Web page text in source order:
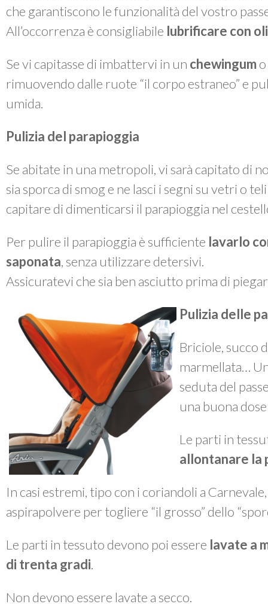
che garantiscono le funzionalità del vostro
All’occorrenza è consigliabile lubrificare con
Se vi capitasse di imbattervi in un chewingumo
rimuovendo dalle ruote “il corpo estraneo” e
umida.
Pulizia del parapioggia
Se abitate in una metropoli, vi sarà capitato di
sia sporca di smog e ne lasci i segni su vetri o
capitare di dimenticarsi il parapioggia nel
Per pulire il parapioggia è sufficiente lavarlo
saponata, senza utilizzare detersivi.
Assicuratevi che sia ben asciutto prima di
Pulizia delle
Briciole, succo
marmellata…
seduta del
una buona
Le parti in
allontanare la
In casi estremi, tipo con i coriandoli a
aspirapolvere per togliere “il grosso” dello
Le parti in tessuto devono poi essere lavate a
di trenta gradi.
Non devono essere lavate a secco.